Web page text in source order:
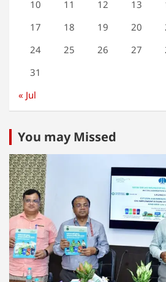
10 11 12 13
17
18 19 20
24
25 26 27
31
« Jul
You may Missed